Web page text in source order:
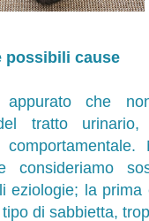
possibili cause
che
tratto urinario,
consideriamo
eziologie; la prima
tipo di sabbietta,